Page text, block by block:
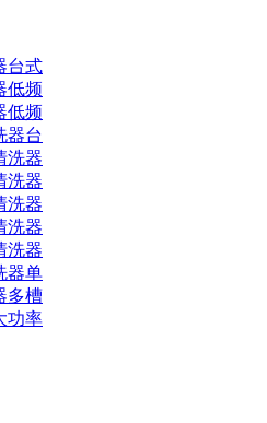
台式
低频
低频
器台
洗器
洗器
洗器
洗器
洗器
器单
多槽
功率